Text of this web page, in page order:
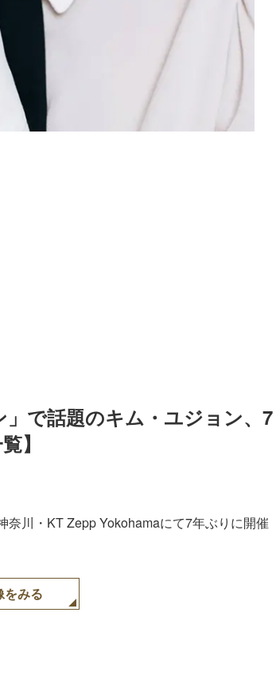
」で話題のキム・ユジョン、7
】
奈川・KT Zepp Yokohamaにて7年ぶりに開催
をみる